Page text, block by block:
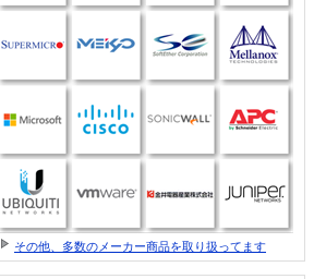
その他、多数のメーカー商品を取り扱ってます